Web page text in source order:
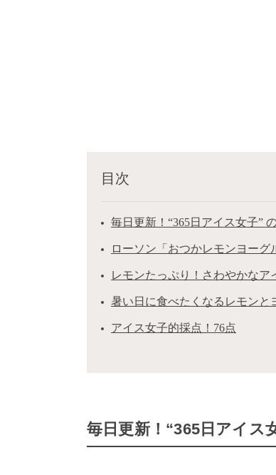
目次
毎日更新！“365日アイス女子”
ローソン「おつかレモンヨーグ
レモンたっぷり！さわやかなア
暑い日に食べたくなるレモンと
アイス女子的採点！76点
毎日更新！“365日アイス